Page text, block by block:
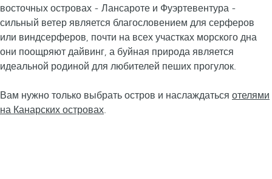
восточных островах - Лансароте и Фуэртевентура -
сильный ветер является благословением для серферов
или виндсерферов, почти на всех участках морского дна
они поощряют дайвинг, а буйная природа является
идеальной родиной для любителей пеших прогулок.
Вам нужно только выбрать остров и наслаждаться отелями
на Канарских островах.